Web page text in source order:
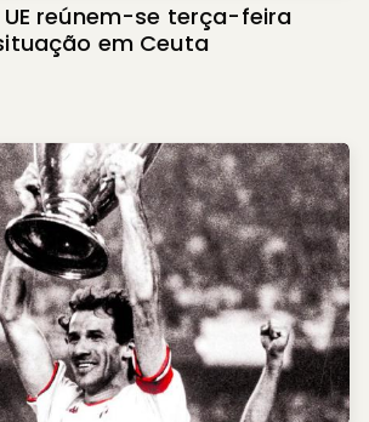
reúnem-se terça-feira
em Ceuta